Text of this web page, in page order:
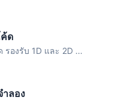
ด
รองรับ 1D และ 2D ...
ำลอง